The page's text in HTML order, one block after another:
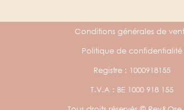
Conditions générales de
Politique de confidentialité
Registre : 1000918155
T.V.A : BE 1000 918 155